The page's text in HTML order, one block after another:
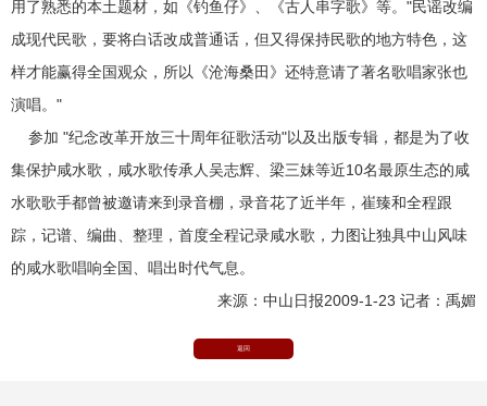
用了熟悉的本土题材，如《钓鱼仔》、《古人串字歌》等。"民谣改编
成现代民歌，要将白话改成普通话，但又得保持民歌的地方特色，这
样才能赢得全国观众，所以《沧海桑田》还特意请了著名歌唱家张也
演唱。"
参加 "纪念改革开放三十周年征歌活动"以及出版专辑，都是为了收
集保护咸水歌，咸水歌传承人吴志辉、梁三妹等近10名最原生态的咸
水歌歌手都曾被邀请来到录音棚，录音花了近半年，崔臻和全程跟
踪，记谱、编曲、整理，首度全程记录咸水歌，力图让独具中山风味
的咸水歌唱响全国、唱出时代气息。
来源：中山日报2009-1-23 记者：禹媚
返回